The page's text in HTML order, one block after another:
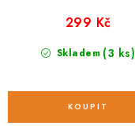
Skladem (3 ks)
299 Kč